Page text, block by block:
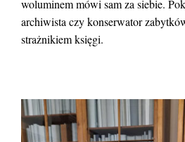
woluminem mówi sam za siebie.
archiwista czy konserwator
strażnikiem księgi.